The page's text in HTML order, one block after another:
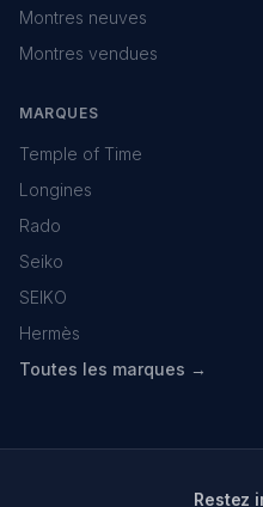
Montres neuves
Montres vendues
MARQUES
Temple of Time
Longines
Rado
Seiko
SEIKO
Hermès
Toutes les marques →
Restez